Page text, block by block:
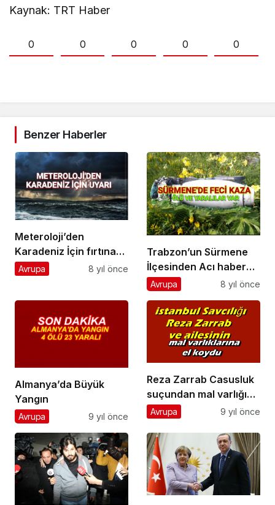
Kaynak: TRT Haber
0 0 0 0 0
Benzer Haberler
Meteroloji’den
Karadeniz İçin fırtına
uyarısı
Avrupa 8 yıl önce
Trabzon’un Sürmene
İlçesinden Acı haber
Ölü ve yaralılar var.
Avrupa 8 yıl önce
Almanya’da Büyük
Yangın
Avrupa 9 yıl önce
Reza Zarrab Casusluk
suçundan mal varlığına
el konuldu
Avrupa 9 yıl önce